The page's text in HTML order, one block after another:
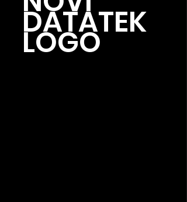
DATATEK
LOGO